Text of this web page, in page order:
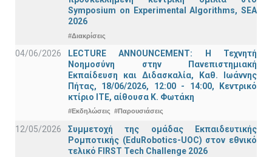
Symposium on Experimental Algorithms, SEA
2026
#Διακρίσεις
04/06/2026
LECTURE ANNOUNCEMENT: Η Τεχνητή
Νοημοσύνη στην Πανεπιστημιακή
Εκπαίδευση και Διδασκαλία, Καθ. Ιωάννης
Πήτας, 18/06/2026, 12:00 - 14:00, Κεντρικό
κτίριο ΙΤΕ, αίθουσα Κ. Φωτάκη
#Εκδηλώσεις #Παρουσιάσεις
12/05/2026
Συμμετοχή της ομάδας Εκπαιδευτικής
Ρομποτικής (EduRobotics-UOC) στον εθνικό
τελικό FIRST Tech Challenge 2026